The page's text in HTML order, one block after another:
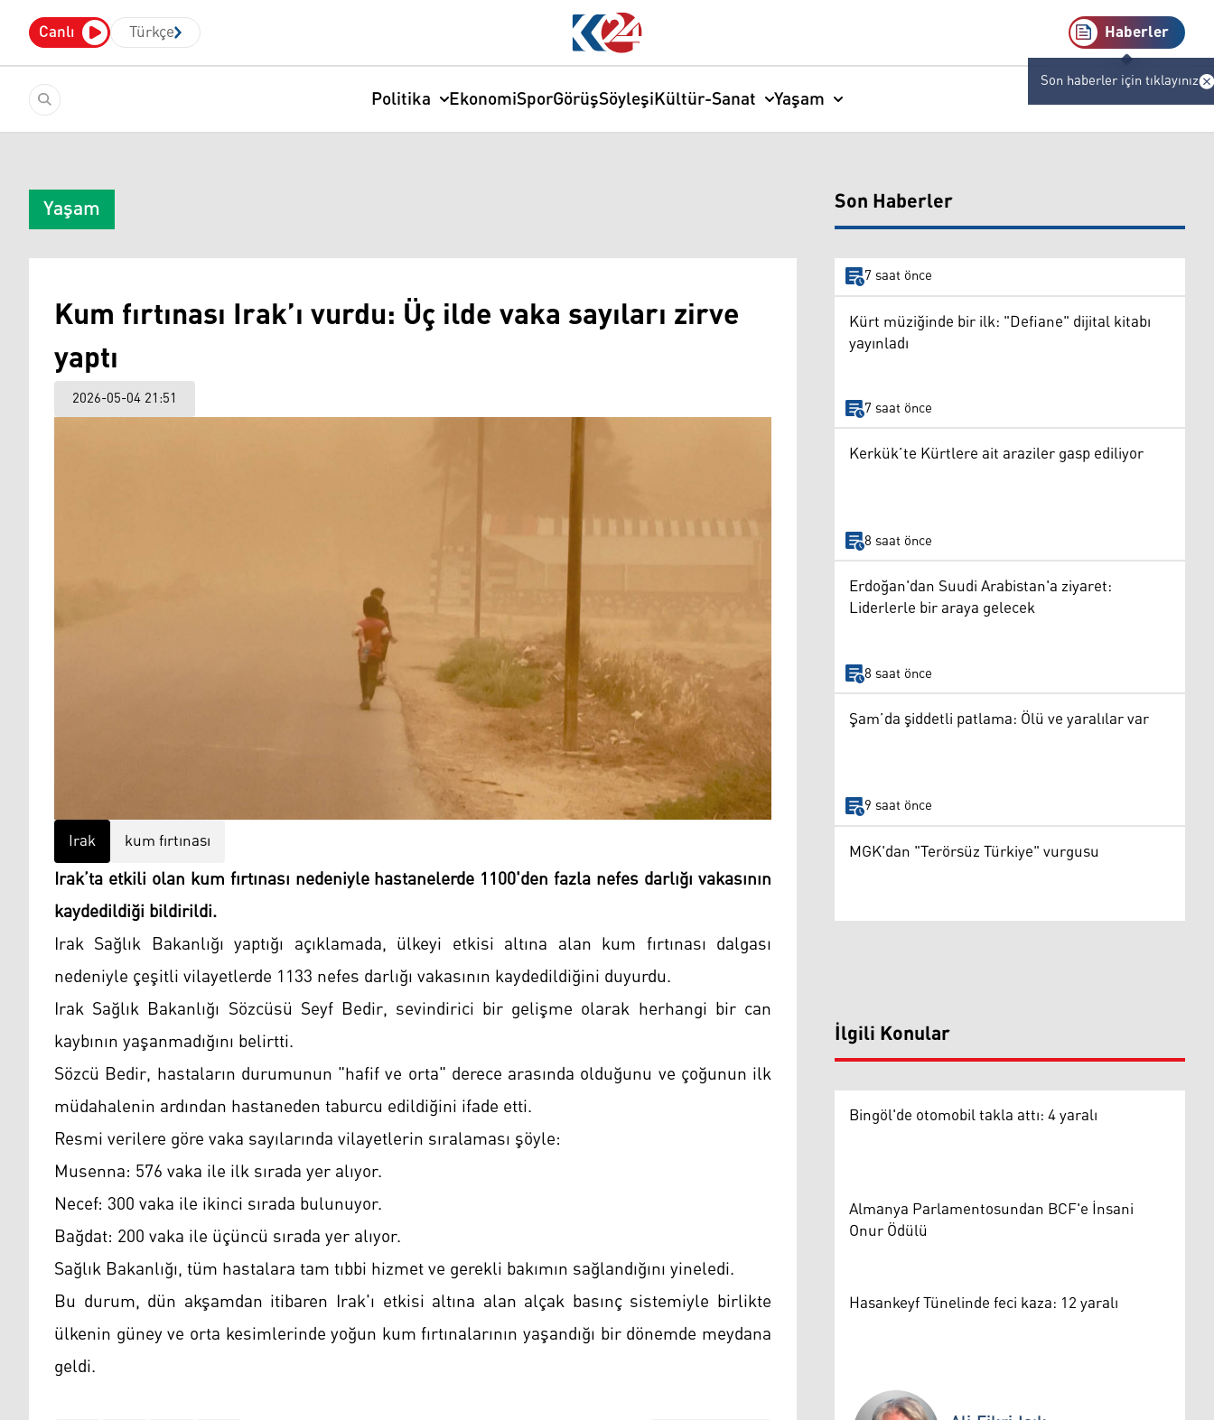
Canlı Türkçe Haberler
Son haberler için tıklayınız
Politika EkonomiSporGörüşSöyleşiKültür-Sanat Yaşam
Yaşam
Kum fırtınası Irak’ı vurdu: Üç ilde vaka sayıları zirve
yaptı
2026-05-04 21:51
Irak kum fırtınası
Irak’ta etkili olan kum fırtınası nedeniyle hastanelerde 1100'den fazla nefes darlığı vakasının
kaydedildiği bildirildi.
Irak Sağlık Bakanlığı yaptığı açıklamada, ülkeyi etkisi altına alan kum fırtınası dalgası
nedeniyle çeşitli vilayetlerde 1133 nefes darlığı vakasının kaydedildiğini duyurdu.
Irak Sağlık Bakanlığı Sözcüsü Seyf Bedir, sevindirici bir gelişme olarak herhangi bir can
kaybının yaşanmadığını belirtti.
Sözcü Bedir, hastaların durumunun "hafif ve orta" derece arasında olduğunu ve çoğunun ilk
müdahalenin ardından hastaneden taburcu edildiğini ifade etti.
Resmi verilere göre vaka sayılarında vilayetlerin sıralaması şöyle:
Musenna: 576 vaka ile ilk sırada yer alıyor.
Necef: 300 vaka ile ikinci sırada bulunuyor.
Bağdat: 200 vaka ile üçüncü sırada yer alıyor.
Sağlık Bakanlığı, tüm hastalara tam tıbbi hizmet ve gerekli bakımın sağlandığını yineledi.
Bu durum, dün akşamdan itibaren Irak'ı etkisi altına alan alçak basınç sistemiyle birlikte
ülkenin güney ve orta kesimlerinde yoğun kum fırtınalarının yaşandığı bir dönemde meydana
geldi.
Son Haberler
7 saat önce
Kürt müziğinde bir ilk: "Defiane" dijital kitabı
yayınladı
7 saat önce
Kerkük’te Kürtlere ait araziler gasp ediliyor
8 saat önce
Erdoğan'dan Suudi Arabistan'a ziyaret:
Liderlerle bir araya gelecek
8 saat önce
Şam’da şiddetli patlama: Ölü ve yaralılar var
9 saat önce
MGK'dan "Terörsüz Türkiye" vurgusu
İlgili Konular
Bingöl'de otomobil takla attı: 4 yaralı
Almanya Parlamentosundan BCF'e İnsani
Onur Ödülü
Hasankeyf Tünelinde feci kaza: 12 yaralı